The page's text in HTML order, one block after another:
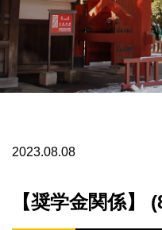
2023.08.08
【奨学金関係】